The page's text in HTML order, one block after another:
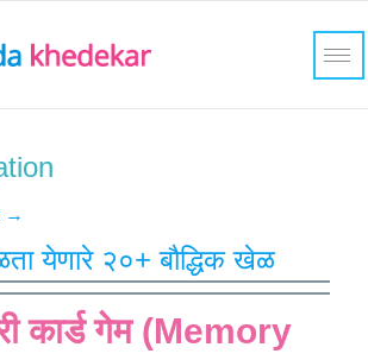
→
येणारे २०+ बौद्धिक खेळ
कार्ड गेम (Memory